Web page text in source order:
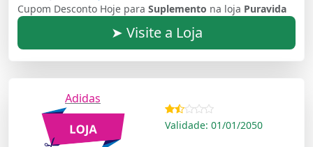
Cupom Desconto Hoje para Suplemento na loja Puravida
➤ Visite a Loja
Adidas
Validade: 01/01/2050